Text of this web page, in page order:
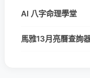
AI 八字命理學堂
馬雅13月亮曆查詢